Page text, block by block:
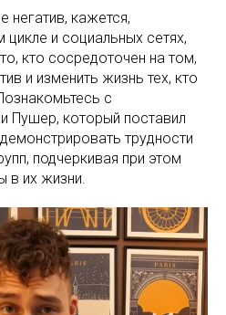
негатив, кажется,
и социальных сетях,
кто сосредоточен на том,
и изменить жизнь тех, кто
с
Пушер, который поставил
трудности
подчеркивая при этом
в их жизни.